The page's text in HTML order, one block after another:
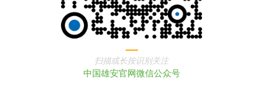
扫描或长按识别关注
中国雄安官网微信公众号